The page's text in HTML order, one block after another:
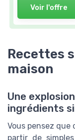
Voir l'offre
Recettes
maison
Une
ingrédients
Vous pensez que
partir de